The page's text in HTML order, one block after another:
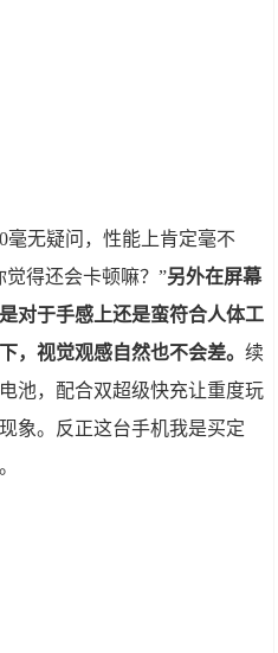
毫无疑问，性能上肯定毫不
觉得还会卡顿嘛？”另外在屏幕
对于手感上还是蛮符合人体工
，视觉观感自然也不会差。续
池，配合双超级快充让重度玩
象。反正这台手机我是买定